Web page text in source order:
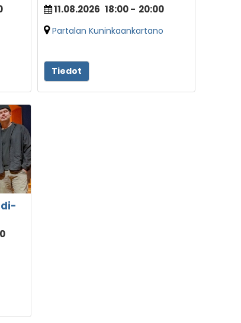
11.08.2026 18:00- 20:00
Partalan Kuninkaankartano
Tiedot